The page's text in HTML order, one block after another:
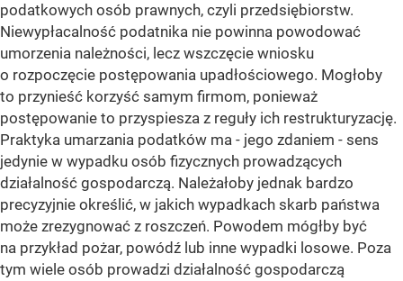
podatkowych osób prawnych, czyli przedsiębiorstw.
Niewypłacalność podatnika nie powinna powodować
umorzenia należności, lecz wszczęcie wniosku
o rozpoczęcie postępowania upadłościowego. Mogłoby
to przynieść korzyść samym firmom, ponieważ
postępowanie to przyspiesza z reguły ich restrukturyzację.
Praktyka umarzania podatków ma - jego zdaniem - sens
jedynie w wypadku osób fizycznych prowadzących
działalność gospodarczą. Należałoby jednak bardzo
precyzyjnie określić, w jakich wypadkach skarb państwa
może zrezygnować z roszczeń. Powodem mógłby być
na przykład pożar, powódź lub inne wypadki losowe. Poza
tym wiele osób prowadzi działalność gospodarczą